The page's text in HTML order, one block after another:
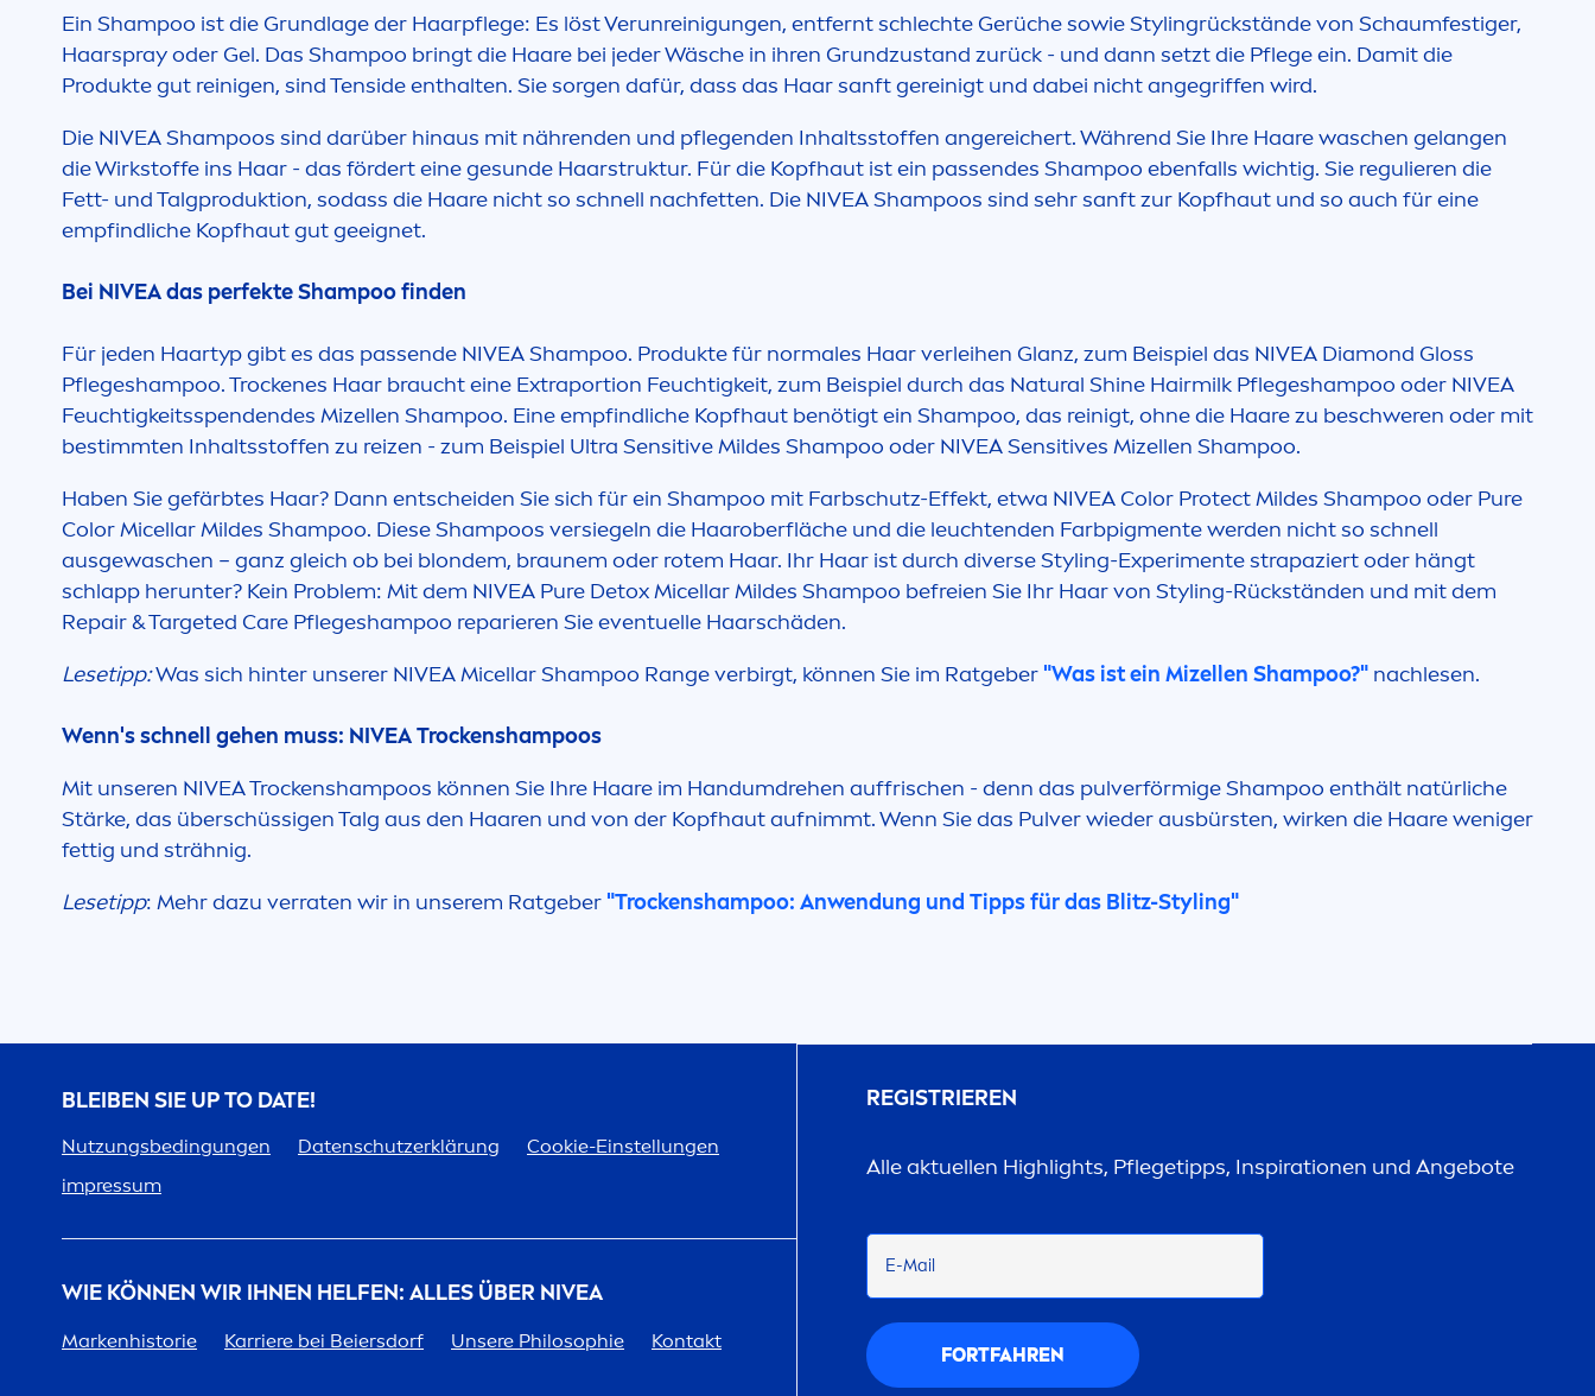
Ein Shampoo ist die Grundlage der Haarpflege: Es löst Verunreinigungen, entfernt schlechte Gerüche sowie Stylingrückstände von Schaumfestiger,
Haarspray oder Gel. Das Shampoo bringt die Haare bei jeder Wäsche in ihren Grundzustand zurück - und dann setzt die Pflege ein. Damit die
Produkte gut reinigen, sind Tenside enthalten. Sie sorgen dafür, dass das Haar sanft gereinigt und dabei nicht angegriffen wird.
Die NIVEAShampoos sind darüber hinaus mit nährenden und pflegenden Inhaltsstoffen angereichert. Während Sie Ihre Haare waschen gelangen
die Wirkstoffe ins Haar - das fördert eine gesunde Haarstruktur. Für die Kopfhaut ist ein passendes Shampoo ebenfalls wichtig. Sie regulieren die
Fett- und Talgproduktion, sodass die Haare nicht so schnell nachfetten. Die NIVEAShampoos sind sehr sanft zur Kopfhaut und so auch für eine
empfindliche Kopfhaut gut geeignet.
Bei NIVEAdas perfekte Shampoo finden
Für jeden Haartyp gibt es das passende NIVEAShampoo. Produkte für normales Haar verleihen Glanz, zum Beispiel das NIVEA Diamond Gloss
Pflegeshampoo. Trockenes Haar braucht eine Extraportion Feuchtigkeit, zum Beispiel durch das Natural Shine Hairmilk Pflegeshampoo oder NIVEA
Feuchtigkeitsspendendes Mizellen Shampoo. Eine empfindliche Kopfhaut benötigt ein Shampoo, das reinigt, ohne die Haare zu beschweren oder mit
bestimmten Inhaltsstoffen zu reizen - zum Beispiel Ultra SensitiveMildes Shampoo oder NIVEASensitives Mizellen Shampoo.
Haben Sie gefärbtes Haar? Dann entscheiden Sie sich für ein Shampoo mit Farbschutz-Effekt, etwa NIVEA Color ProtectMildes Shampoo oder Pure
ColorMicellar Mildes Shampoo. Diese Shampoos versiegeln die Haaroberfläche und die leuchtenden Farbpigmente werden nicht so schnell
ausgewaschen − ganz gleich ob bei blondem, braunem oder rotem Haar. Ihr Haar ist durch diverse Styling-Experimente strapaziert oder hängt
schlapp herunter? Kein Problem: Mit dem NIVEA Pure DetoxMicellar Mildes Shampoo befreien Sie Ihr Haar von Styling-Rückständen und mit dem
Repair& Targeted Care Pflegeshampoo reparieren Sie eventuelle Haarschäden.
Lesetipp:Was sich hinter unserer NIVEAMicellar Shampoo Range verbirgt, können Sie im Ratgeber "Was ist ein Mizellen Shampoo?" nachlesen.
Wenn's schnell gehen muss: NIVEATrockenshampoos
Mit unseren NIVEATrockenshampoos können Sie Ihre Haare im Handumdrehen auffrischen - denn das pulverförmige Shampoo enthält natürliche
Stärke, das überschüssigen Talg aus den Haaren und von der Kopfhaut aufnimmt. Wenn Sie das Pulver wieder ausbürsten, wirken die Haare weniger
fettig und strähnig.
Lesetipp: Mehr dazu verraten wir in unserem Ratgeber "Trockenshampoo: Anwendung und Tipps für das Blitz-Styling"
BLEIBEN SIE UP TO DATE!
Nutzungsbedingungen Datenschutzerklärung
Cookie-Einstellungen
impressum
WIE KÖNNEN WIR IHNEN HELFEN: ALLES ÜBER NIVEA
Markenhistorie Karriere bei Beiersdorf Unsere Philosophie Kontakt
REGISTRIEREN
Alle aktuellen Highlights, Pflegetipps, Inspirationen und Angebote
E-Mail
FORTFAHREN